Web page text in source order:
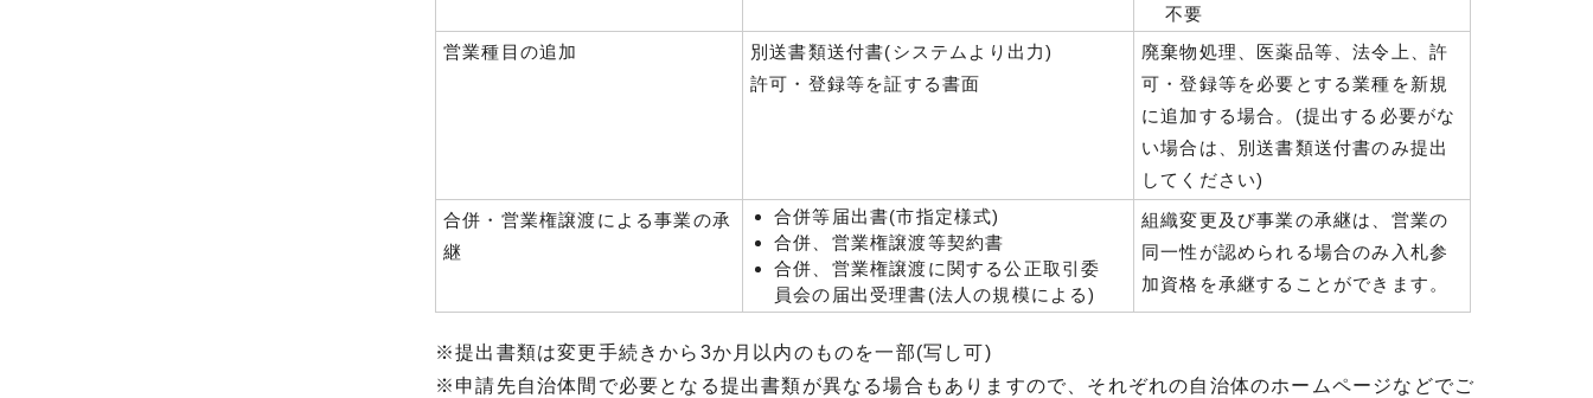
不要
営業種目の追加
別送書類送付書(システムより出力)
許可・登録等を証する書面
廃棄物処理、医薬品等、法令上、許
可・登録等を必要とする業種を新規
に追加する場合。(提出する必要がな
い場合は、別送書類送付書のみ提出
してください)
合併・営業権譲渡による事業の承
継
合併等届出書(市指定様式)
合併、営業権譲渡等契約書
合併、営業権譲渡に関する公正取引委
員会の届出受理書(法人の規模による)
組織変更及び事業の承継は、営業の
同一性が認められる場合のみ入札参
加資格を承継することができます。
※提出書類は変更手続きから3か月以内のものを一部(写し可)
※申請先自治体間で必要となる提出書類が異なる場合もありますので、それぞれの自治体のホームページなどでご